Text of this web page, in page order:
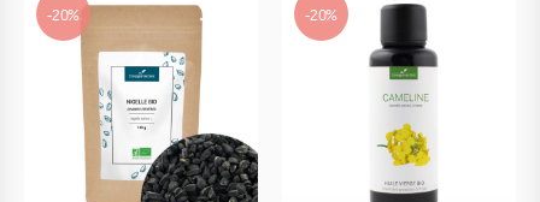
-20% -20%